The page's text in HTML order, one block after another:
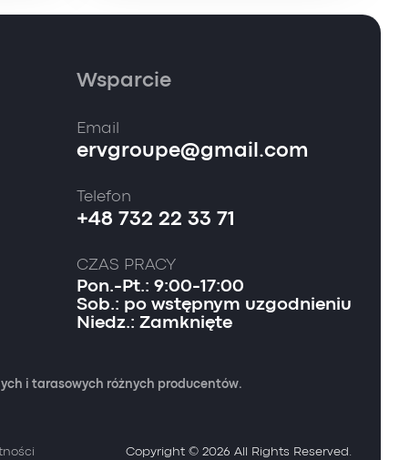
Wsparcie
Email
ervgroupe@gmail.com
Telefon
+48 732 22 33 71
CZAS PRACY
Pon.-Pt.: 9:00-17:00
Sob.: po wstępnym uzgodnieniu
Niedz.: Zamknięte
i tarasowych różnych producentów.
Copyright © 2026 All Rights Reserved.